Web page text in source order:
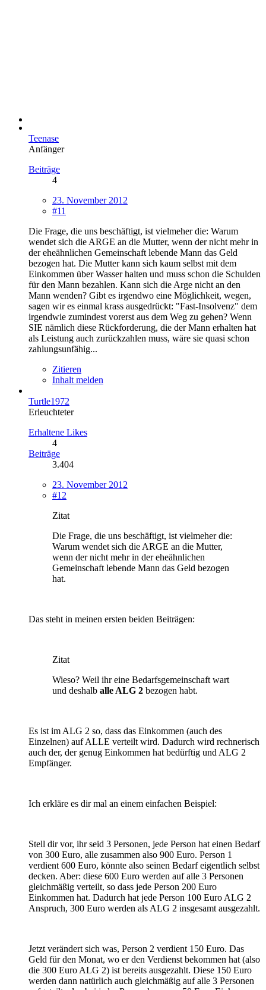
Teenase
Anfänger
Beiträge
4
23. November 2012
#11
Die Frage, die uns beschäftigt, ist vielmeher die: Warum
wendet sich die ARGE an die Mutter, wenn der nicht mehr in
der eheähnlichen Gemeinschaft lebende Mann das Geld
bezogen hat. Die Mutter kann sich kaum selbst mit dem
Einkommen über Wasser halten und muss schon die Schulden
für den Mann bezahlen. Kann sich die Arge nicht an den
Mann wenden? Gibt es irgendwo eine Möglichkeit, wegen,
sagen wir es einmal krass ausgedrückt: "Fast-Insolvenz" dem
irgendwie zumindest vorerst aus dem Weg zu gehen? Wenn
SIE nämlich diese Rückforderung, die der Mann erhalten hat
als Leistung auch zurückzahlen muss, wäre sie quasi schon
zahlungsunfähig...
Zitieren
Inhalt melden
Turtle1972
Erleuchteter
Erhaltene Likes
4
Beiträge
3.404
23. November 2012
#12
Zitat
Die Frage, die uns beschäftigt, ist vielmeher die:
Warum wendet sich die ARGE an die Mutter,
wenn der nicht mehr in der eheähnlichen
Gemeinschaft lebende Mann das Geld bezogen
hat.
Das steht in meinen ersten beiden Beiträgen:
Zitat
Wieso? Weil ihr eine Bedarfsgemeinschaft wart
und deshalb alle ALG 2 bezogen habt.
Es ist im ALG 2 so, dass das Einkommen (auch des
Einzelnen) auf ALLE verteilt wird. Dadurch wird rechnerisch
auch der, der genug Einkommen hat bedürftig und ALG 2
Empfänger.
Ich erkläre es dir mal an einem einfachen Beispiel:
Stell dir vor, ihr seid 3 Personen, jede Person hat einen Bedarf
von 300 Euro, alle zusammen also 900 Euro. Person 1
verdient 600 Euro, könnte also seinen Bedarf eigentlich selbst
decken. Aber: diese 600 Euro werden auf alle 3 Personen
gleichmäßig verteilt, so dass jede Person 200 Euro
Einkommen hat. Dadurch hat jede Person 100 Euro ALG 2
Anspruch, 300 Euro werden als ALG 2 insgesamt ausgezahlt.
Jetzt verändert sich was, Person 2 verdient 150 Euro. Das
Geld für den Monat, wo er den Verdienst bekommen hat (also
die 300 Euro ALG 2) ist bereits ausgezahlt. Diese 150 Euro
werden dann natürlich auch gleichmäßig auf alle 3 Personen